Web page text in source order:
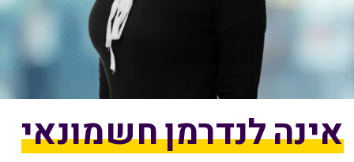
אינה לנדרמן חשמונאי